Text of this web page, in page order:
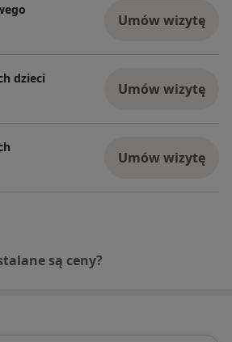
Umów wizytę
dzieci
Umów wizytę
Umów wizytę
są ceny?